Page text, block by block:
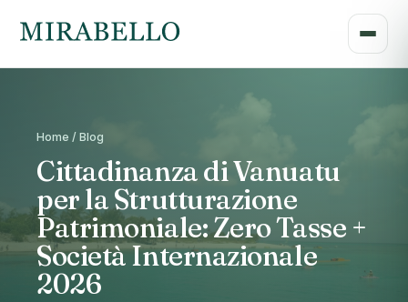
Home / Blog
Cittadinanza di Vanuatu
per la Strutturazione
Patrimoniale: Zero Tasse +
Società Internazionale
2026